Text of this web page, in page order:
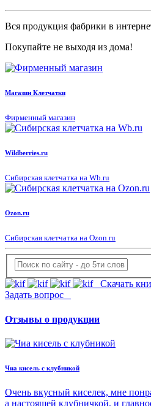
Вся продукция фабрики в
Покупайте не выходя из дома!
Магазин Клетчатки
Фирменный магазин
Wildberries.ru
Сибирская клетчатка на Wb.ru
Ozon.ru
Сибирская клетчатка на Ozon.ru
Скачать
Задать вопрос
Отзывы о продукции
Чиа кисель с клубникой
Очень вкусный киселек, мне
а настоящей клубничкой, и